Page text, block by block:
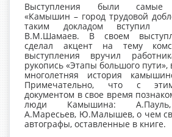
Выступления были самые
«Камышин – город трудовой
таким докладом вступил
В.М.Шамаев. В своем
сделал акцент на тему
выступления вручил
рукопись «Этапы большого пути»,
многолетняя история
Примечательно, что с
документом в свое время
люди Камышина: А.Пауль,
А.Маресьев, Ю.Малышев, о чем
автографы, оставленные в книге.